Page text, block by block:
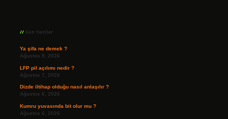
Son Yazılar
Ya şifa ne demek ?
Ağustos 9, 2026
LFP pil açılımı nedir ?
Ağustos 7, 2026
Dizde iltihap olduğu nasıl anlaşılır ?
Ağustos 6, 2026
Kumru yuvasında bit olur mu ?
Ağustos 6, 2026